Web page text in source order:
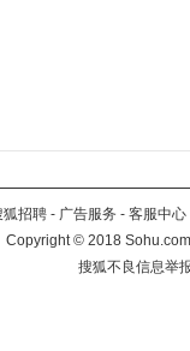
狐招聘 - 广告服务 - 客服中心
Copyright©2018
搜狐不良信息举